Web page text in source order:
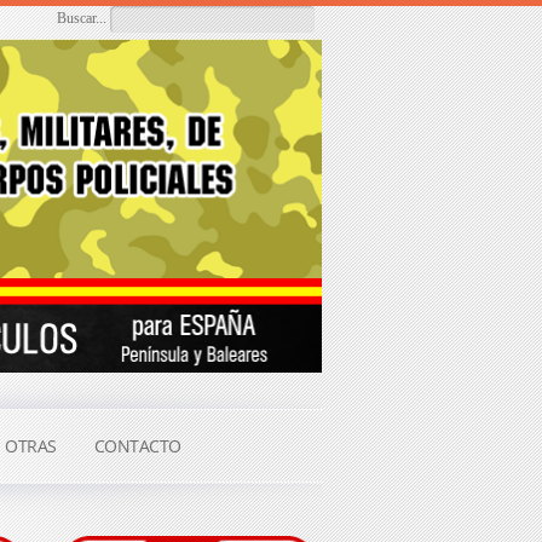
Buscar...
OTRAS CONTACTO